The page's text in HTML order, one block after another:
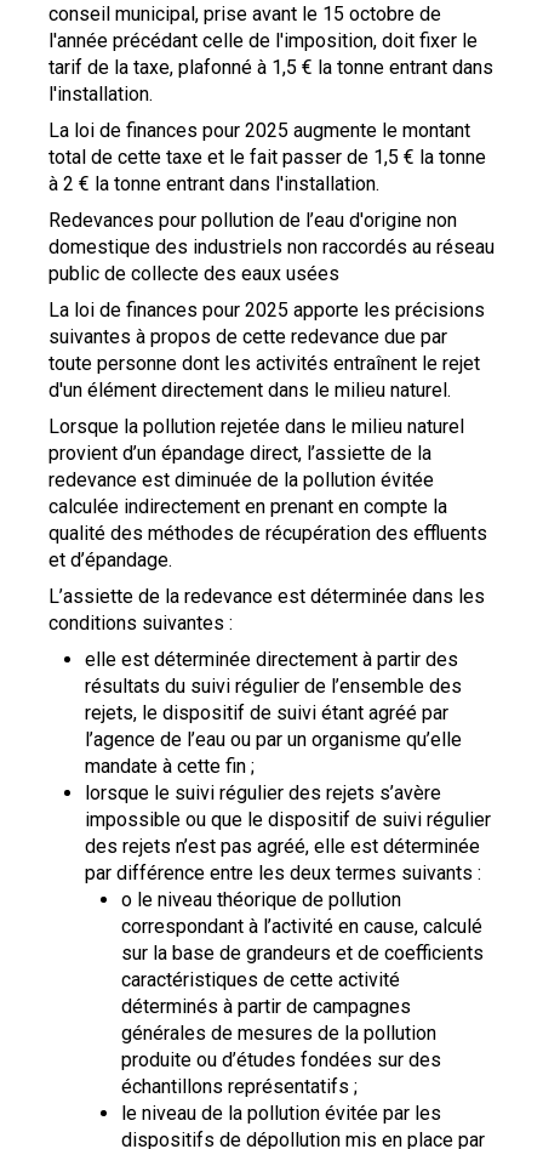
conseil municipal, prise avant le 15 octobre de
l'année précédant celle de l'imposition, doit fixer le
tarif de la taxe, plafonné à 1,5 € la tonne entrant dans
l'installation.
La loi de finances pour 2025 augmente le montant
total de cette taxe et le fait passer de 1,5 € la tonne
à 2 € la tonne entrant dans l'installation.
Redevances pour pollution de l’eau d'origine non
domestique des industriels non raccordés au réseau
public de collecte des eaux usées
La loi de finances pour 2025 apporte les précisions
suivantes à propos de cette redevance due par
toute personne dont les activités entraînent le rejet
d'un élément directement dans le milieu naturel.
Lorsque la pollution rejetée dans le milieu naturel
provient d’un épandage direct, l’assiette de la
redevance est diminuée de la pollution évitée
calculée indirectement en prenant en compte la
qualité des méthodes de récupération des effluents
et d’épandage.
L’assiette de la redevance est déterminée dans les
conditions suivantes :
elle est déterminée directement à partir des
résultats du suivi régulier de l’ensemble des
rejets, le dispositif de suivi étant agréé par
l’agence de l’eau ou par un organisme qu’elle
mandate à cette fin ;
lorsque le suivi régulier des rejets s’avère
impossible ou que le dispositif de suivi régulier
des rejets n’est pas agréé, elle est déterminée
par différence entre les deux termes suivants :
o le niveau théorique de pollution
correspondant à l’activité en cause, calculé
sur la base de grandeurs et de coefficients
caractéristiques de cette activité
déterminés à partir de campagnes
générales de mesures de la pollution
produite ou d’études fondées sur des
échantillons représentatifs ;
le niveau de la pollution évitée par les
dispositifs de dépollution mis en place par